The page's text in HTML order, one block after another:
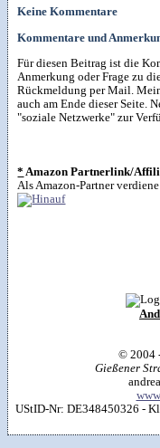
Keine Kommentare
Kommentare und
Für diesen Beitrag ist die
Anmerkung oder Frage zu
Rückmeldung per Mail.
auch am Ende dieser Seite.
"soziale Netzwerke" zur
* Amazon Partnerlink/
Als Amazon-Partner
© 2004
Gießener
UStID-Nr: DE348450326 -